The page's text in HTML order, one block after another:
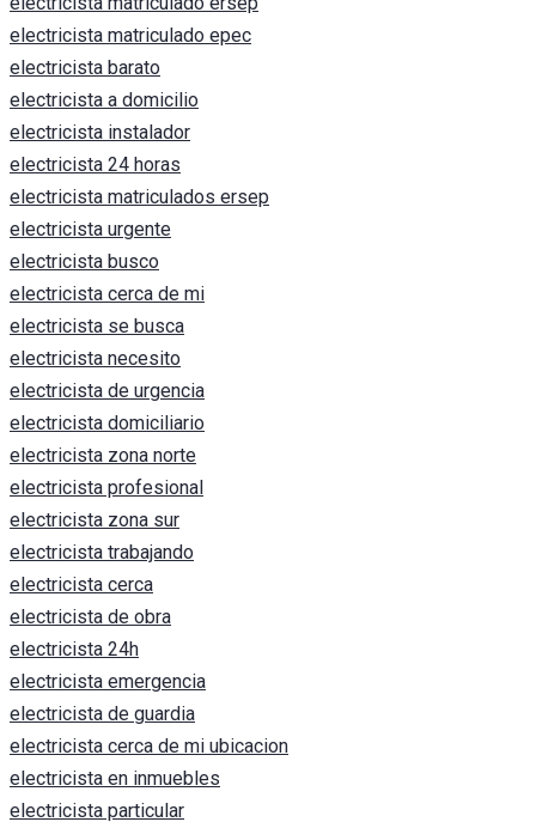
electricista matriculado epec
electricista barato
electricista a domicilio
electricista instalador
electricista 24 horas
electricista matriculados ersep
electricista urgente
electricista busco
electricista cerca de mi
electricista se busca
electricista necesito
electricista de urgencia
electricista domiciliario
electricista zona norte
electricista profesional
electricista zona sur
electricista trabajando
electricista cerca
electricista de obra
electricista 24h
electricista emergencia
electricista de guardia
electricista cerca de mi ubicacion
electricista en inmuebles
electricista particular